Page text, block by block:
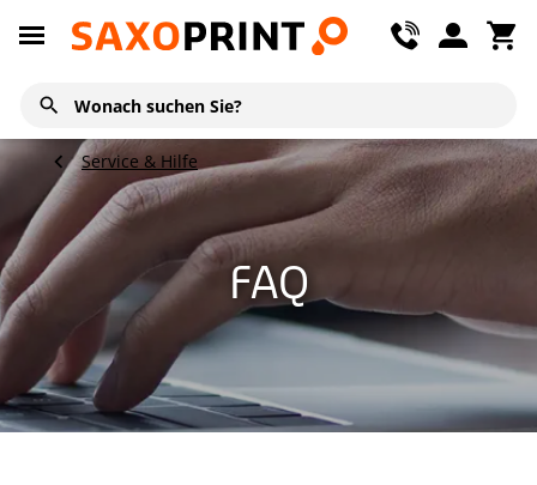
Service & Hilfe
FAQ